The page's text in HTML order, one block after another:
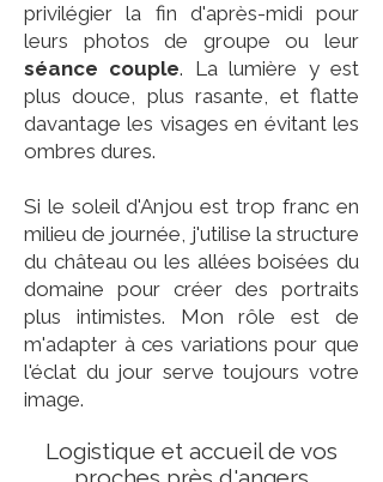
privilégier la fin d'après-midi pour
leurs photos de groupe ou leur
séance couple. La lumière y est
plus douce, plus rasante, et flatte
davantage les visages en évitant les
ombres dures.
Si le soleil d'Anjou est trop franc en
milieu de journée, j'utilise la structure
du château ou les allées boisées du
domaine pour créer des portraits
plus intimistes. Mon rôle est de
m'adapter à ces variations pour que
l'éclat du jour serve toujours votre
image.
Logistique et accueil de vos